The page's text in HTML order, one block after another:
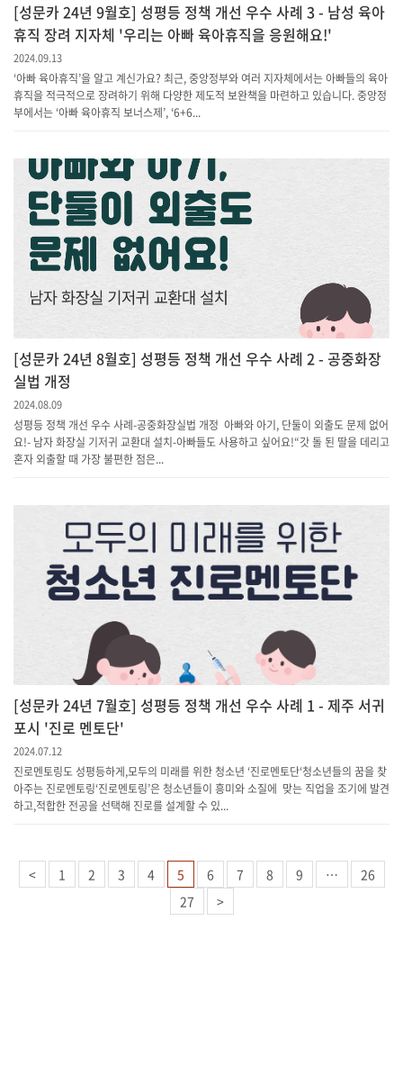
[성문카 24년 9월호] 성평등 정책 개선 우수 사례 3 - 남성 육아
휴직 장려 지자체 '우리는 아빠 육아휴직을 응원해요!'
2024.09.13
‘아빠 육아휴직’을 알고 계신가요? 최근, 중앙정부와 여러 지자체에서는 아빠들의 육아
휴직을 적극적으로 장려하기 위해 다양한 제도적 보완책을 마련하고 있습니다. 중앙정
부에서는 ‘아빠 육아휴직 보너스제’, ‘6+6...
[성문카 24년 8월호] 성평등 정책 개선 우수 사례 2 - 공중화장
실법 개정
2024.08.09
성평등 정책 개선 우수 사례-공중화장실법 개정 아빠와 아기, 단둘이 외출도 문제 없어
요!- 남자 화장실 기저귀 교환대 설치-아빠들도 사용하고 싶어요!“갓 돌 된 딸을 데리고
혼자 외출할 때 가장 불편한 점은...
[성문카 24년 7월호] 성평등 정책 개선 우수 사례 1 - 제주 서귀
포시 '진로 멘토단'
2024.07.12
진로멘토링도 성평등하게,모두의 미래를 위한 청소년 ‘진로멘토단‘청소년들의 꿈을 찾
아주는 진로멘토링‘진로멘토링’은 청소년들이 흥미와 소질에 맞는 직업을 조기에 발견
하고,적합한 전공을 선택해 진로를 설계할 수 있...
< 1 2 3 4 5 6 7 8 9 …
26
27
>